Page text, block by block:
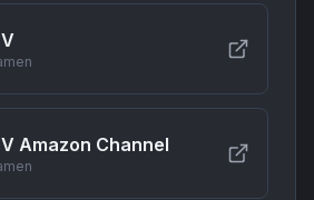
Amazon Channel